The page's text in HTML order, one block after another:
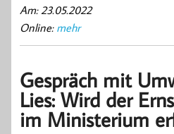
Am: 23.05.2022
Online: mehr
Gespräch mit
Lies: Wird der
im Ministerium